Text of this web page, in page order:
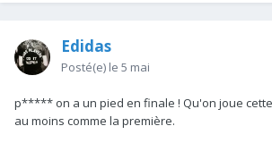
Edidas
Posté(e) le 5 mai
p***** on a un pied en finale ! Qu'on joue
au moins comme la première.